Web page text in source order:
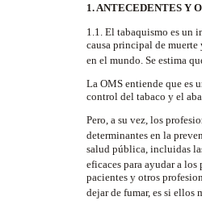
1. ANTECEDENTES Y
1.1. El tabaquismo es un
causa principal de muerte
en el mundo. Se estima
La OMS entiende que es
control del tabaco y el
Pero, a su vez, los
determinantes en la
salud pública, incluidas
eficaces para ayudar a
pacientes y otros
dejar de fumar, es si ellos